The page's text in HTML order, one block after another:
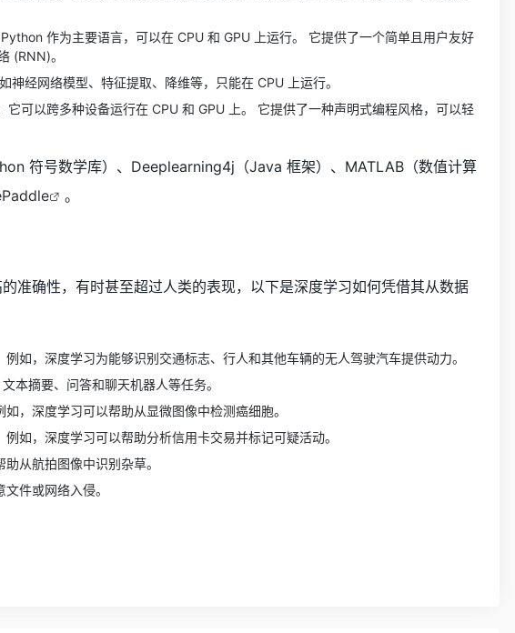
作为主要语言，可以在 CPU 和 GPU 上运行。 它提供了一个简单且用户友好
(RNN)。
经网络模型、特征提取、降维等，只能在 CPU 上运行。
可以跨多种设备运行在 CPU 和 GPU 上。 它提供了一种声明式编程风格，可以轻
符号数学库）、Deeplearning4j（Java 框架）、MATLAB（数值计算
。
准确性，有时甚至超过人类的表现，以下是深度学习如何凭借其从数据
如，深度学习为能够识别交通标志、行人和其他车辆的无人驾驶汽车提供动力。
本摘要、问答和聊天机器人等任务。
，深度学习可以帮助从显微图像中检测癌细胞。
如，深度学习可以帮助分析信用卡交易并标记可疑活动。
从航拍图像中识别杂草。
件或网络入侵。